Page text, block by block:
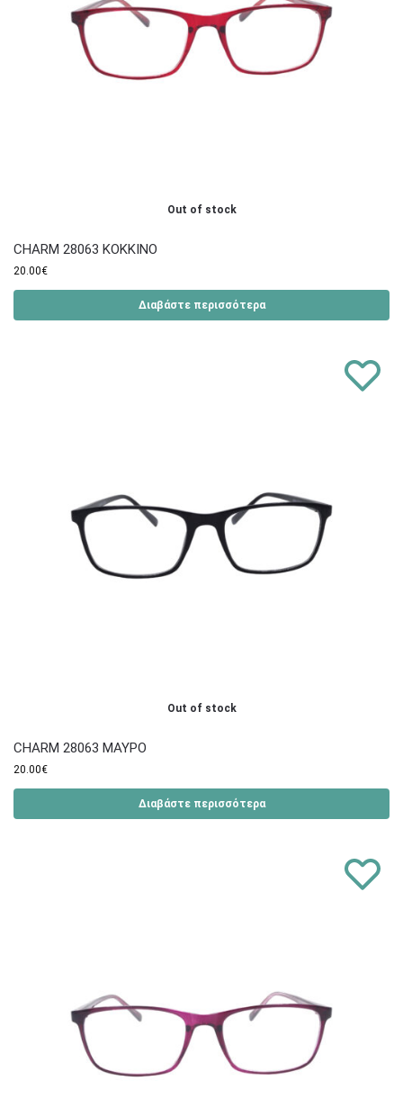
Out of stock
CHARM 28063 ΚΟΚΚΙΝΟ
20.00€
Διαβάστε περισσότερα
Out of stock
CHARM 28063 ΜΑΥΡΟ
20.00€
Διαβάστε περισσότερα